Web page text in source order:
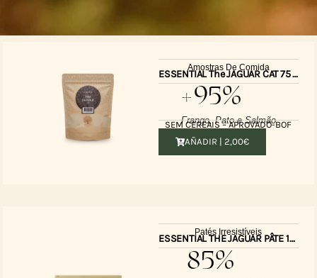
Amostras De Comida
ESSENTIAL The JAGUAR CAT 75 GR
+95%
Frango, Pato e Salmão
SEM CEREAIS – APROVADO-BOF
AÑADIR |2,00€
Patés Irresistíveis
ESSENTIAL THE JAGUAR PÂTE 12x85G
85%